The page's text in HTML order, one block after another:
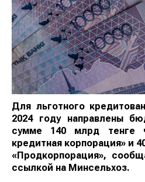
Для льготного
2024 году направлены
сумме 140 млрд тенге
кредитная корпорация» и
«Продкорпорация»,
ссылкой на Минсельхоз.